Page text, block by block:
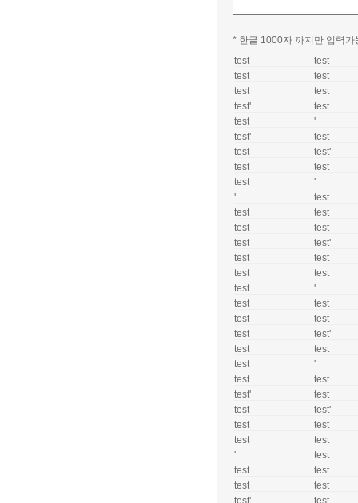
* 한글 1000자 까지만 입력
test
test
test
test
test
test
test'
test
test
'
test'
test
test
test'
test
test
test
'
'
test
test
test
test
test
test
test'
test
test
test
test
test
'
test
test
test
test
test
test'
test
test
test
'
test
test
test'
test
test
test'
test
test
test
test
'
test
test
test
test
test
test'
test